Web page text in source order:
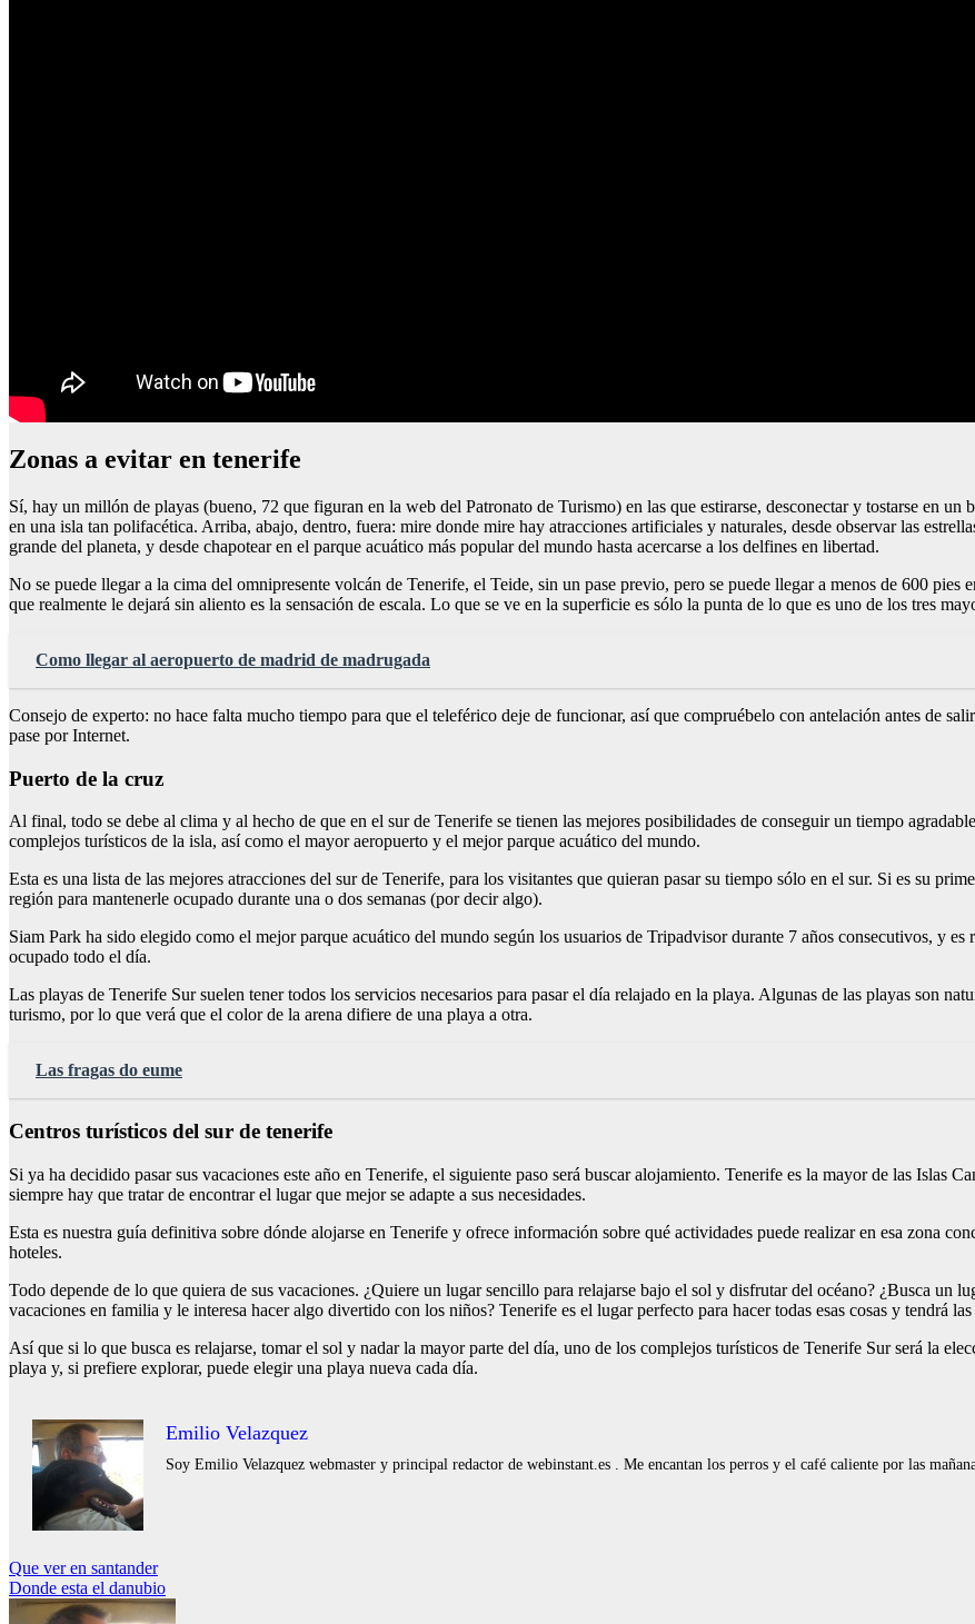
Zonas a evitar en tenerife
Sí, hay un millón de playas (bueno, 72 que figuran en la web del Patronato de Turismo) en las que estirarse, desconectar y tostarse en
en una isla tan polifacética. Arriba, abajo, dentro, fuera: mire donde mire hay atracciones artificiales y naturales, desde observar las
grande del planeta, y desde chapotear en el parque acuático más popular del mundo hasta acercarse a los delfines en libertad.
No se puede llegar a la cima del omnipresente volcán de Tenerife, el Teide, sin un pase previo, pero se puede llegar a menos de 600
que realmente le dejará sin aliento es la sensación de escala. Lo que se ve en la superficie es sólo la punta de lo que es uno de los tres
Como llegar al aeropuerto de madrid de madrugada
Consejo de experto: no hace falta mucho tiempo para que el teleférico deje de funcionar, así que compruébelo con antelación antes de
pase por Internet.
Puerto de la cruz
Al final, todo se debe al clima y al hecho de que en el sur de Tenerife se tienen las mejores posibilidades de conseguir un tiempo
complejos turísticos de la isla, así como el mayor aeropuerto y el mejor parque acuático del mundo.
Esta es una lista de las mejores atracciones del sur de Tenerife, para los visitantes que quieran pasar su tiempo sólo en el sur. Si es su
región para mantenerle ocupado durante una o dos semanas (por decir algo).
Siam Park ha sido elegido como el mejor parque acuático del mundo según los usuarios de Tripadvisor durante 7 años consecutivos, y
ocupado todo el día.
Las playas de Tenerife Sur suelen tener todos los servicios necesarios para pasar el día relajado en la playa. Algunas de las playas son
turismo, por lo que verá que el color de la arena difiere de una playa a otra.
Las fragas do eume
Centros turísticos del sur de tenerife
Si ya ha decidido pasar sus vacaciones este año en Tenerife, el siguiente paso será buscar alojamiento. Tenerife es la mayor de las Islas
siempre hay que tratar de encontrar el lugar que mejor se adapte a sus necesidades.
Esta es nuestra guía definitiva sobre dónde alojarse en Tenerife y ofrece información sobre qué actividades puede realizar en esa zona
hoteles.
Todo depende de lo que quiera de sus vacaciones. ¿Quiere un lugar sencillo para relajarse bajo el sol y disfrutar del océano? ¿Busca un
vacaciones en familia y le interesa hacer algo divertido con los niños? Tenerife es el lugar perfecto para hacer todas esas cosas y tendrá
Así que si lo que busca es relajarse, tomar el sol y nadar la mayor parte del día, uno de los complejos turísticos de Tenerife Sur será la
playa y, si prefiere explorar, puede elegir una playa nueva cada día.
Emilio Velazquez
Soy Emilio Velazquez webmaster y principal redactor de webinstant.es . Me encantan los perros y el café caliente por las
Navegación
de
Que ver en santander
Donde esta el danubio